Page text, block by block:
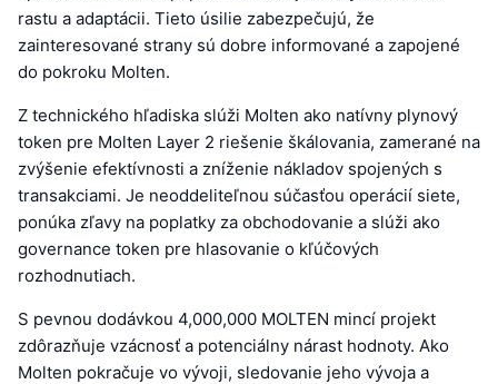
rastu a adaptácii. Tieto úsilie zabezpečujú, že
zainteresované strany sú dobre informované a zapojené
do pokroku Molten.
Z technického hľadiska slúži Molten ako natívny plynový
token pre Molten Layer 2 riešenie škálovania, zamerané na
zvýšenie efektívnosti a zníženie nákladov spojených s
transakciami. Je neoddeliteľnou súčasťou operácií siete,
ponúka zľavy na poplatky za obchodovanie a slúži ako
governance token pre hlasovanie o kľúčových
rozhodnutiach.
S pevnou dodávkou 4,000,000 MOLTEN mincí projekt
zdôrazňuje vzácnosť a potenciálny nárast hodnoty. Ako
Molten pokračuje vo vývoji, sledovanie jeho vývoja a